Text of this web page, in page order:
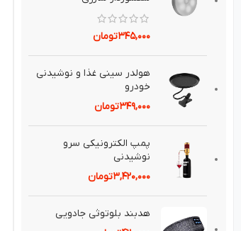
۳۴۵,۰۰۰تومان
هولدر سيني غذا و نوشيدني
خودرو
۳۴۹,۰۰۰تومان
پمپ الكترونيكی سرو
نوشيدنی
۳,۴۲۰,۰۰۰تومان
هدبند بلوتوثی جادويی